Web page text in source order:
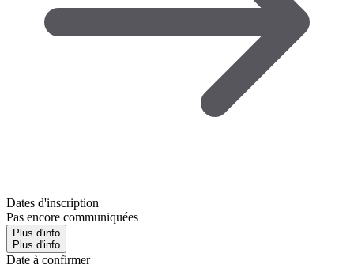
Dates d'inscription
Pas encore communiquées
Plus d'info
Plus d'info
Date à confirmer